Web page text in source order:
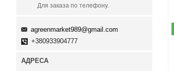
Для заказа по телефону.
agreenmarket989@gmail.com
+380933904777